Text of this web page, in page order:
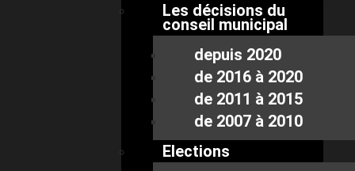
Les décisions du
conseil municipal
depuis 2020
de 2016 à 2020
de 2011 à 2015
de 2007 à 2010
Elections